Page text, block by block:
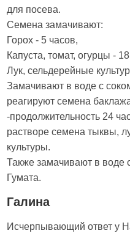
для посева.
Семена замачивают:
Горох - 5 часов,
Капуста, томат, огурцы -
Лук, сельдерейные
Замачивают в воде с
реагируют семена
-продолжительность 24
растворе семена тыквы,
культуры.
Также замачивают в воде
Гумата.
Галина
Исчерпывающий ответ у